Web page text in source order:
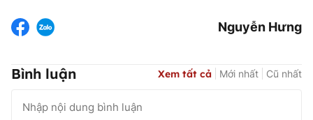
Nguyễn Hưng
Bình luận Xem tất cả Mới nhất Cũ nhất